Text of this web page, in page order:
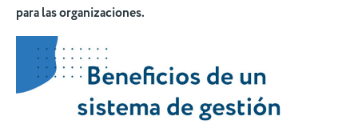
para las organizaciones.